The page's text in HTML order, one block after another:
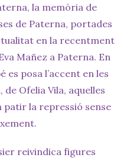
la memòria de
de Paterna, portades
en la recentment
Mañez a Paterna. En
es posa l’accent en les
Ofelia Vila, aquelles
patir la repressió sense
reivindica figures